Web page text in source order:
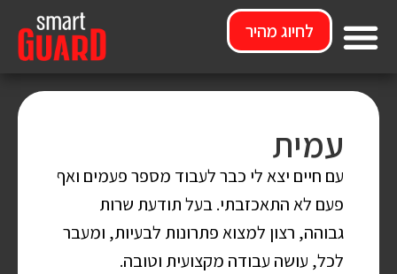
לחיוג מהיר
עמית
עם חיים יצא לי כבר לעבוד מספר פעמים ואף
פעם לא התאכזבתי. בעל תודעת שרות
גבוהה, רצון למצוא פתרונות לבעיות, ומעבר
לכל, עושה עבודה מקצועית וטובה.